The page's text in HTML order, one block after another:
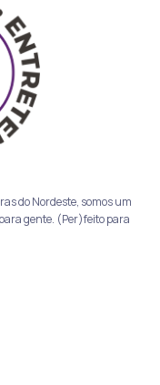
do Nordeste, somos um
gente. (Per)feito para